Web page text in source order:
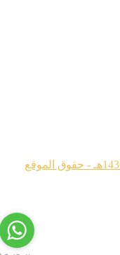
تأسس مشروع الحصن في رمضان 1436/2015هـ - حقوق الموقع